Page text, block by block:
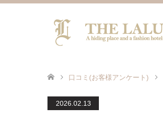
口コミ(お客様アンケート)
2026.02.13